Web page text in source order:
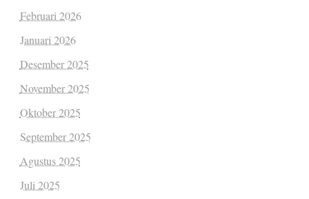
Februari 2026
Januari 2026
Desember 2025
November 2025
Oktober 2025
September 2025
Agustus 2025
Juli 2025